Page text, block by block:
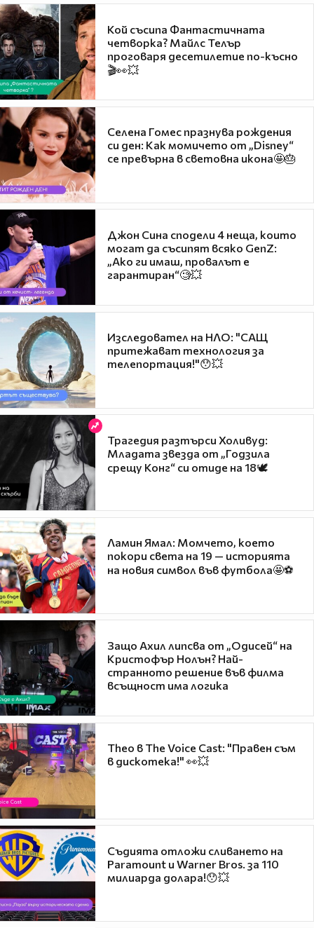
Кой съсипа Фантастичната
четворка? Майлс Телър
проговаря десетилетие по-късно
🎬👀💥
Селена Гомес празнува рождения
си ден: Как момичето от „Disney“
се превърна в световна икона🤩🎂
Джон Сина сподели 4 неща, които
могат да съсипят всяко GenZ:
„Ако ги имаш, провалът е
гарантиран“🧐💥
Изследовател на НЛО: "САЩ
притежават технология за
телепортация!"😯💥
Трагедия разтърси Холивуд:
Младата звезда от „Годзила
срещу Конг“ си отиде на 18🕊️
Ламин Ямал: Момчето, което
покори света на 19 — историята
на новия символ във футбола🤩⚽
Защо Ахил липсва от „Одисей“ на
Кристофър Нолън? Най-
странното решение във филма
всъщност има логика
Theo в The Voice Cast: "Правен съм
в дискотека!" 👀💥
Съдията отложи сливането на
Paramount и Warner Bros. за 110
милиарда долара!😯💥